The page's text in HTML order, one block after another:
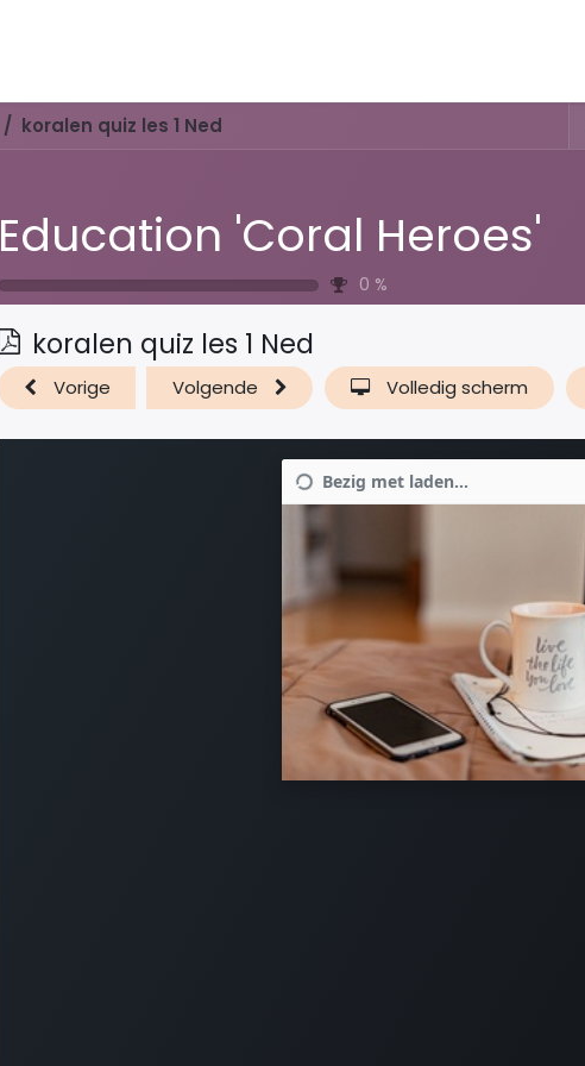
koralen quiz les 1 Ned
Education 'Coral Heroes'
0 %
koralen quiz les 1 Ned
Vorige Volgende Volledig scherm